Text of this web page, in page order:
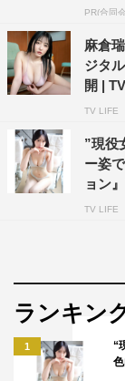
PR(合同
麻倉
ジタ
開 |
TV LIFE
”現役
ー姿
ョン
TV LIFE
ランキン
1
“